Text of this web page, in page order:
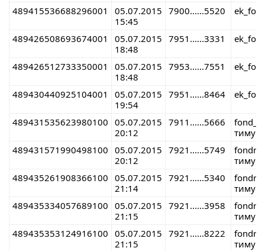
489415536688296001
05.07.2015
15:45
7900......5520
489426508693674001
05.07.2015
18:48
7951......3331
489426512733350001
05.07.2015
18:48
7953......7551
489430440925104001
05.07.2015
19:54
7951......8464
489431535623980100 05.07.2015
20:12
7911......5666
тимур
489431571990498100 05.07.2015
20:12
7921......5749
тимур
489435261908366100 05.07.2015
21:14
7921......5340
тимур
489435334057689100 05.07.2015
21:15
7921......3958
тимур
489435353124916100 05.07.2015
21:15
7921......8222
тимур